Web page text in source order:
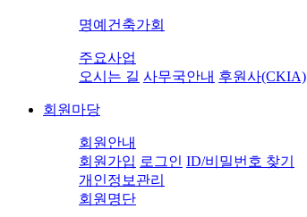
명예건축가회
주요사업
오시는 길 사무국안내 후원사(CKIA)
회원마당
회원안내
회원가입 로그인 ID/비밀번호 찾기
개인정보관리
회원명단